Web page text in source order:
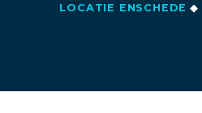
LOCATIE ENSCHEDE ◆